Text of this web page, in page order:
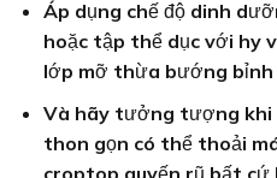
Áp dụng chế độ dinh
hoặc tập thể dục với hy
lớp mỡ thừa bướng bỉnh
Và hãy tưởng tượng khi
thon gọn có thể thoải
croptop quyến rũ bất cứ